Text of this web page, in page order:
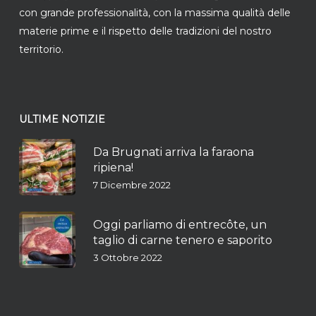
con grande professionalità, con la massima qualità delle
materie prime e il rispetto delle tradizioni del nostro
territorio.
ULTIME NOTIZIE
Da Brugnati arriva la faraona
ripiena!
7 Dicembre 2022
Oggi parliamo di entrecôte, un
taglio di carne tenero e saporito
3 Ottobre 2022